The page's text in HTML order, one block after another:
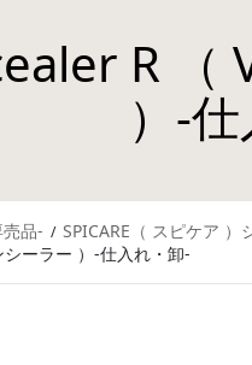
R （
）-
品-
SPICARE（ スピケア ）
ーラー ）-仕入れ・卸-